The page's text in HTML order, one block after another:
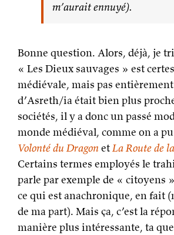
m’aurait ennuyé).
Bonne question. Alors, déjà, je
« Les Dieux sauvages » est
médiévale, mais pas
d’Asreth/ia était bien plus
sociétés, il y a donc un passé
monde médiéval, comme on a
Volonté du DragonetLa Route de
Certains termes employés le
parle par exemple de « citoyens
ce qui est anachronique, en fait
de ma part). Mais ça, c’est la
manière plus intéressante, ta